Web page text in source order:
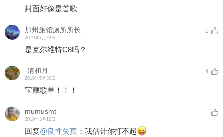
封面好像是首歌
加州旅馆厕所所长
2019年7月22日
1
是克尔维特C8吗？
-清和月
2019年5月30日
4
宝藏歌单！！！
mumusmt
2019年3月10日
回复@良性失真 ： 我估计你打不起